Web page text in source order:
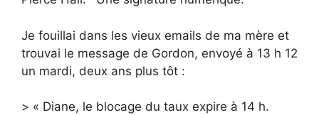
Je fouillai dans les vieux emails de ma mère et
trouvai le message de Gordon, envoyé à 13 h 12
un mardi, deux ans plus tôt :
> « Diane, le blocage du taux expire à 14 h.